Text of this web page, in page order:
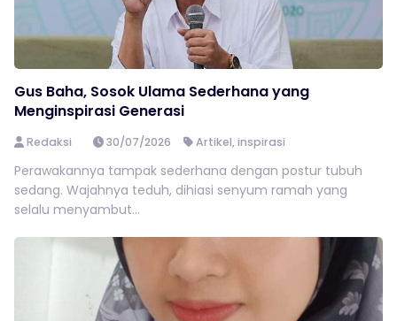
Gus Baha, Sosok Ulama Sederhana yang
Menginspirasi Generasi
Redaksi 30/07/2026 Artikel,inspirasi
Perawakannya tampak sederhana dengan postur tubuh
sedang. Wajahnya teduh, dihiasi senyum ramah yang
selalu menyambut...